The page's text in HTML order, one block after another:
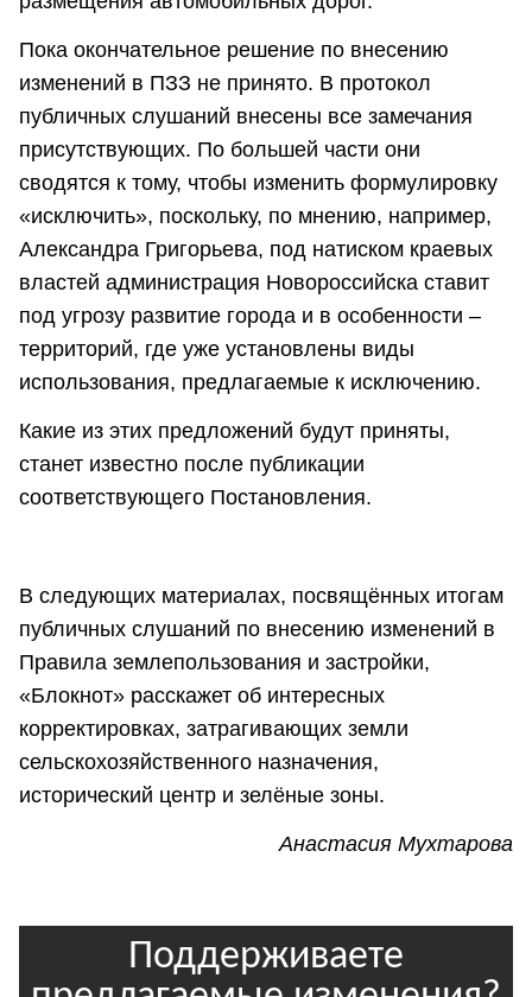
Пока окончательное решение по внесению
изменений в ПЗЗ не принято. В протокол
публичных слушаний внесены все замечания
присутствующих. По большей части они
сводятся к тому, чтобы изменить формулировку
«исключить», поскольку, по мнению, например,
Александра Григорьева, под натиском краевых
властей администрация Новороссийска ставит
под угрозу развитие города и в особенности –
территорий, где уже установлены виды
использования, предлагаемые к исключению.
Какие из этих предложений будут приняты,
станет известно после публикации
соответствующего Постановления.
В следующих материалах, посвящённых итогам
публичных слушаний по внесению изменений в
Правила землепользования и застройки,
«Блокнот» расскажет об интересных
корректировках, затрагивающих земли
сельскохозяйственного назначения,
исторический центр и зелёные зоны.
Анастасия Мухтарова